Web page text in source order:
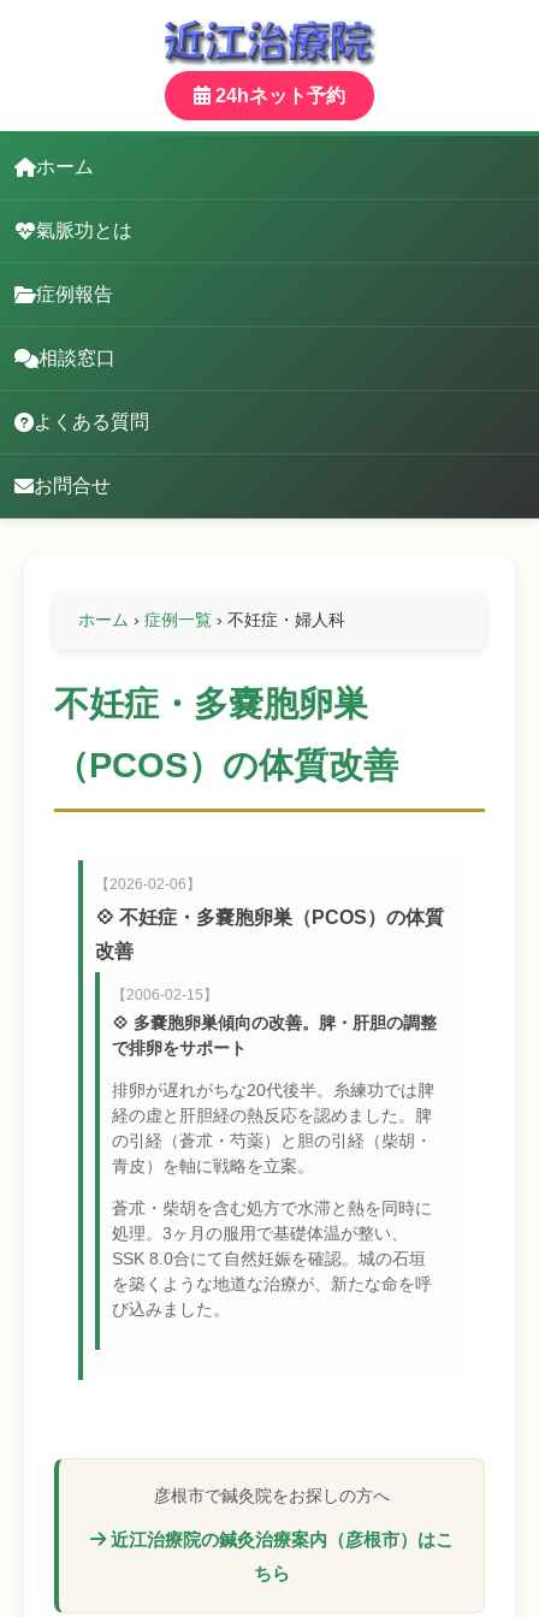
24hネット予約
ホーム
氣脈功とは
症例報告
相談窓口
よくある質問
お問合せ
ホーム › 症例一覧 › 不妊症・婦人科
不妊症・多嚢胞卵巣
（PCOS）の体質改善
【2026-02-06】
💠 不妊症・多嚢胞卵巣（PCOS）の体質
改善
【2006-02-15】
💠 多嚢胞卵巣傾向の改善。脾・肝胆の調整
で排卵をサポート
排卵が遅れがちな20代後半。糸練功では脾
経の虚と肝胆経の熱反応を認めました。脾
の引経（蒼朮・芍薬）と胆の引経（柴胡・
青皮）を軸に戦略を立案。
蒼朮・柴胡を含む処方で水滞と熱を同時に
処理。3ヶ月の服用で基礎体温が整い、
SSK 8.0合にて自然妊娠を確認。城の石垣
を築くような地道な治療が、新たな命を呼
び込みました。
彦根市で鍼灸院をお探しの方へ
近江治療院の鍼灸治療案内（彦根市）はこ
ちら